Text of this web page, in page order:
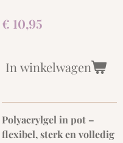
€ 10,95
In winkelwagen
Polyacrylgel in pot –
flexibel, sterk en volledig